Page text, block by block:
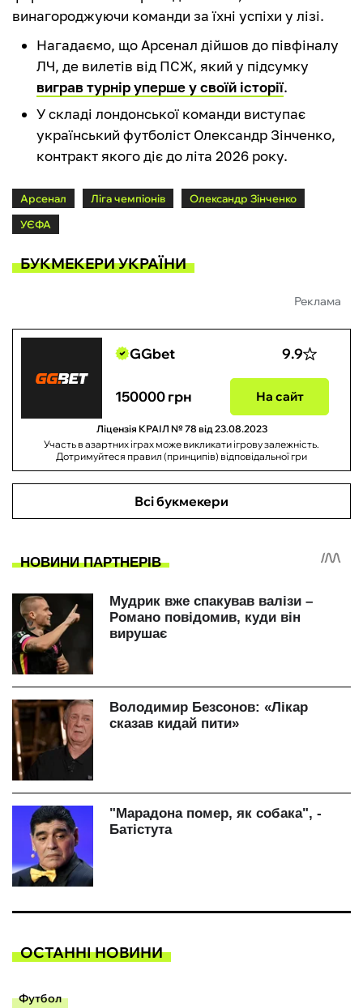
винагороджуючи команди за їхні успіхи у лізі.
Нагадаємо, що Арсенал дійшов до півфіналу
ЛЧ, де вилетів від ПСЖ, який у підсумку
виграв турнір уперше у своїй історії.
У складі лондонської команди виступає
український футболіст Олександр Зінченко,
контракт якого діє до літа 2026 року.
Арсенал Ліга чемпіонів
Олександр Зінченко
УЄФА
БУКМЕКЕРИ УКРАЇНИ
Реклама
GGbet 9.9
150000 грн На сайт
Ліцензія КРАІЛ № 78 від 23.08.2023
Участь в азартних іграх може викликати ігрову залежність.
Дотримуйтеся правил (принципів) відповідальної гри
Всі букмекери
ОСТАННІ НОВИНИ
Футбол